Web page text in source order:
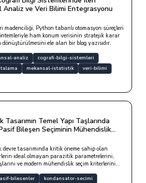
Analiz ve Veri Bilimi Entegrasyonu
madenciliği, Python tabanlı otomasyon süreçleri
ham konum verisinin stratejik karar
ele alan bir blog yazısıdır.
analiz
cografi-bilgi-sistemleri
mekansal-istatistik
veri-bilimi
Tasarımın Temel Yapı Taşlarında
Bileşen Seçiminin Mühendislik
devre tasarımında kritik öneme sahip olan
ideal olmayan parazitik parametrelerini,
ve modern mühendislik seçim kriterlerini
bilesenler
kondansator-secimi